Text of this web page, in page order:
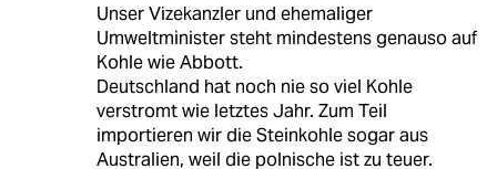
Unser Vizekanzler und ehemaliger
Umweltminister steht mindestens genauso auf
Kohle wie Abbott.
Deutschland hat noch nie so viel Kohle
verstromt wie letztes Jahr. Zum Teil
importieren wir die Steinkohle sogar aus
Australien, weil die polnische ist zu teuer.